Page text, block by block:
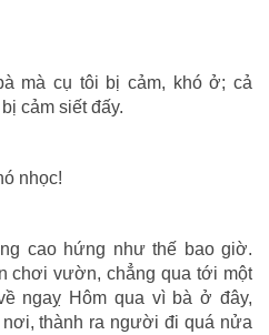
mà cụ tôi bị cảm, khó ở; cả
cảm siết đấy.
nhọc!
cao hứng như thế bao giờ.
chơi vườn, chẳng qua tới một
ngaỵ Hôm qua vì bà ở đây,
thành ra người đi quá nửa